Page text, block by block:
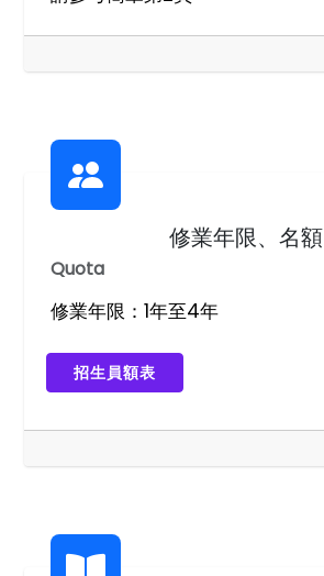
修業年限、名額
Quota
修業年限：1年至4年
招生員額表